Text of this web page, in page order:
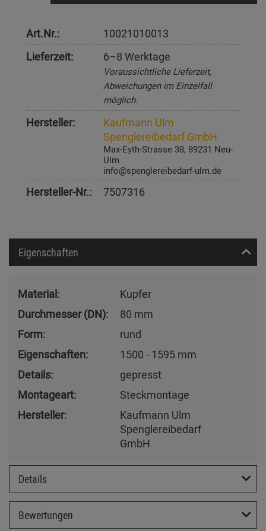
Art.Nr.:
10021010013
Lieferzeit:
6–8 Werktage
Voraussichtliche Lieferzeit,
Abweichungen im Einzelfall
möglich.
Hersteller:
Kaufmann Ulm
Spenglereibedarf GmbH
Max-Eyth-Strasse 38, 89231 Neu-
Ulm
info@spenglereibedarf-ulm.de
Hersteller-Nr.: 7507316
Eigenschaften
Material:
Kupfer
Durchmesser (DN):
80 mm
Form:
rund
Eigenschaften:
1500 - 1595 mm
Details:
gepresst
Montageart:
Steckmontage
Hersteller:
Kaufmann Ulm
Spenglereibedarf
GmbH
Details
Bewertungen